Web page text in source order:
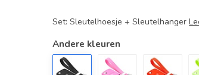
Set: Sleutelhoesje + Sleutelhanger
Andere kleuren